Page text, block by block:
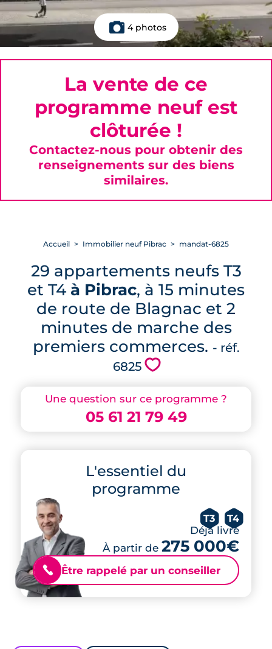
4 photos
Une question sur ce programme ?
05 61 21 79 49
L'essentiel du
programme
T3 T4
Déjà livré
À partir de 275 000€
📞 Être rappelé par un conseiller
Accueil Immobilier neuf Pibrac mandat-6825
29 appartements neufs T3
et T4 à Pibrac, à 15 minutes
de route de Blagnac et 2
minutes de marche des
premiers commerces. - réf.
6825 💗
La vente de ce
programme neuf est
clôturée !
Contactez-nous pour obtenir des
renseignements sur des biens
similaires.